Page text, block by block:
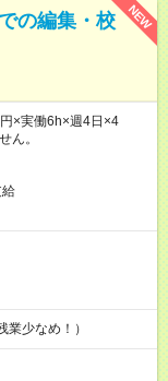
NEW
の編集・校
×実働6h×週4日×4
ん。
少なめ！）